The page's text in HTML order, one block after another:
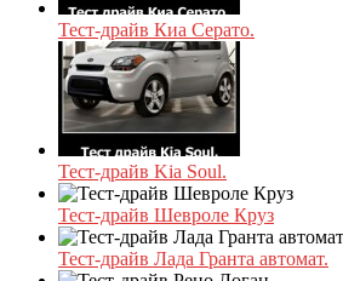
Тест-драйв Киа Серато.
Тест-драйв Kia Soul.
Тест-драйв Шевроле Круз
Тест-драйв Лада Гранта автомат.